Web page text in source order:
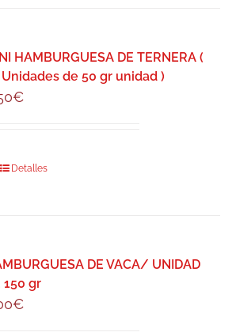
HAMBURGUESA DE TERNERA (
Unidades de 50 gr unidad )
€
Detalles
DE VACA/ UNIDAD
150 gr
€